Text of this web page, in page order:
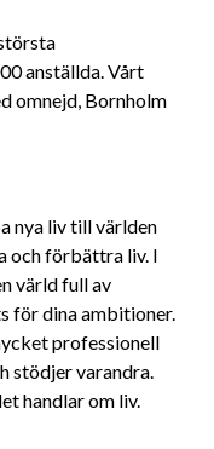
anställda. Vårt
omnejd, Bornholm
nya liv till världen
och förbättra liv. I
värld full av
för dina ambitioner.
professionell
stödjer varandra.
handlar om liv.